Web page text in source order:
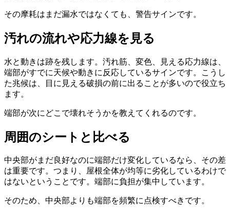
その摩耗はまだ漏水ではなくても、警告サインです。
汚れの流れや応力線を見る
水と動きは跡を残します。汚れ筋、変色、見える応力線は、
端部がすでに天候や動きに反応しているサインです。こうし
た兆候は、目に見える破損の前に出ることが多いので役立ち
ます。
端部が次にどこで壊れそうかを教えてくれるのです。
周囲のシートと比べる
中央部がまだ良好なのに端部だけ変化しているなら、その差
は重要です。つまり、屋根全体が均等に劣化しているわけで
はないということです。端部に負担が集中しています。
そのため、中央部よりも端部を頻繁に点検すべきです。